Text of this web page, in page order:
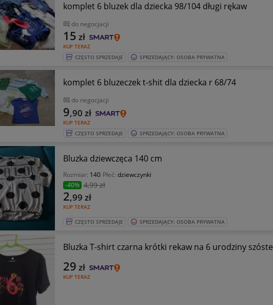
komplet 6 bluzek dla dziecka 98/104 długi rękaw
do negocjacji
KUP TERAZ
15 zł
CZĘSTO SPRZEDAJE SPRZEDAJĄCY: OSOBA PRYWATNA
komplet 6 bluzeczek t-shit dla dziecka r 68/74
do negocjacji
KUP TERAZ
9,90 zł
CZĘSTO SPRZEDAJE SPRZEDAJĄCY: OSOBA PRYWATNA
Bluzka dziewczęca 140 cm
Rozmiar: 140 Płeć: dziewczynki
-40% 4,99 zł
KUP TERAZ
2,99 zł
CZĘSTO SPRZEDAJE SPRZEDAJĄCY: OSOBA PRYWATNA
Bluzka T-shirt czarna krótki rekaw na 6 urodziny szóste
KUP TERAZ
29 zł